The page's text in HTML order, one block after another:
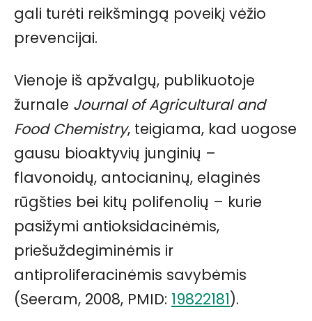
gali turėti reikšmingą poveikį vėžio
prevencijai.
Vienoje iš apžvalgų, publikuotoje
žurnale Journal of Agricultural and
Food Chemistry, teigiama, kad uogose
gausu bioaktyvių junginių –
flavonoidų, antocianinų, elaginės
rūgšties bei kitų polifenolių – kurie
pasižymi antioksidacinėmis,
priešuždegiminėmis ir
antiproliferacinėmis savybėmis
(Seeram, 2008, PMID: 19822181).